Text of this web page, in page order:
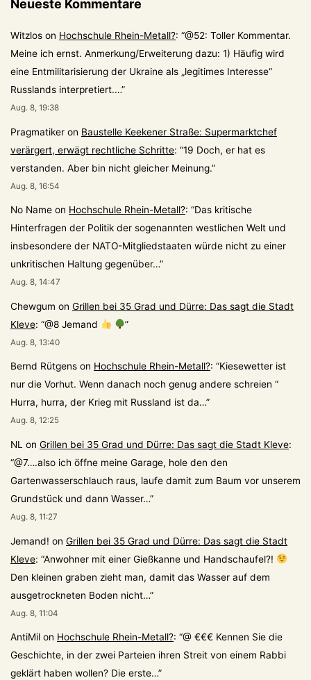
Neueste Kommentare
Witzlos on Hochschule Rhein-Metall?: “@52: Toller Kommentar.
Meine ich ernst. Anmerkung/Erweiterung dazu: 1) Häufig wird
eine Entmilitarisierung der Ukraine als „legitimes Interesse“
Russlands interpretiert.…”
Aug. 8, 19:38
Pragmatiker on Baustelle Keekener Straße: Supermarktchef
verärgert, erwägt rechtliche Schritte: “19 Doch, er hat es
verstanden. Aber bin nicht gleicher Meinung.”
Aug. 8, 16:54
No Name on Hochschule Rhein-Metall?: “Das kritische
Hinterfragen der Politik der sogenannten westlichen Welt und
insbesondere der NATO-Mitgliedstaaten würde nicht zu einer
unkritischen Haltung gegenüber…”
Aug. 8, 14:47
Chewgum on Grillen bei 35 Grad und Dürre: Das sagt die Stadt
Kleve: “@8 Jemand ”
Aug. 8, 13:40
Bernd Rütgens on Hochschule Rhein-Metall?: “Kiesewetter ist
nur die Vorhut. Wenn danach noch genug andere schreien “
Hurra, hurra, der Krieg mit Russland ist da…”
Aug. 8, 12:25
NL on Grillen bei 35 Grad und Dürre: Das sagt die Stadt Kleve:
“@7….also ich öffne meine Garage, hole den den
Gartenwasserschlauch raus, laufe damit zum Baum vor unserem
Grundstück und dann Wasser…”
Aug. 8, 11:27
Jemand! on Grillen bei 35 Grad und Dürre: Das sagt die Stadt
Kleve: “Anwohner mit einer Gießkanne und Handschaufel?!
Den kleinen graben zieht man, damit das Wasser auf dem
ausgetrockneten Boden nicht…”
Aug. 8, 11:04
AntiMil on Hochschule Rhein-Metall?: “@ €€€ Kennen Sie die
Geschichte, in der zwei Parteien ihren Streit von einem Rabbi
geklärt haben wollen? Die erste…”